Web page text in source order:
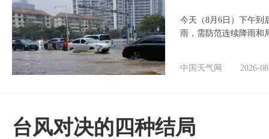
今天（8月6日）下午到
雨，需防范连续降雨和
中国天气网 2026-
台风对决的四种结局